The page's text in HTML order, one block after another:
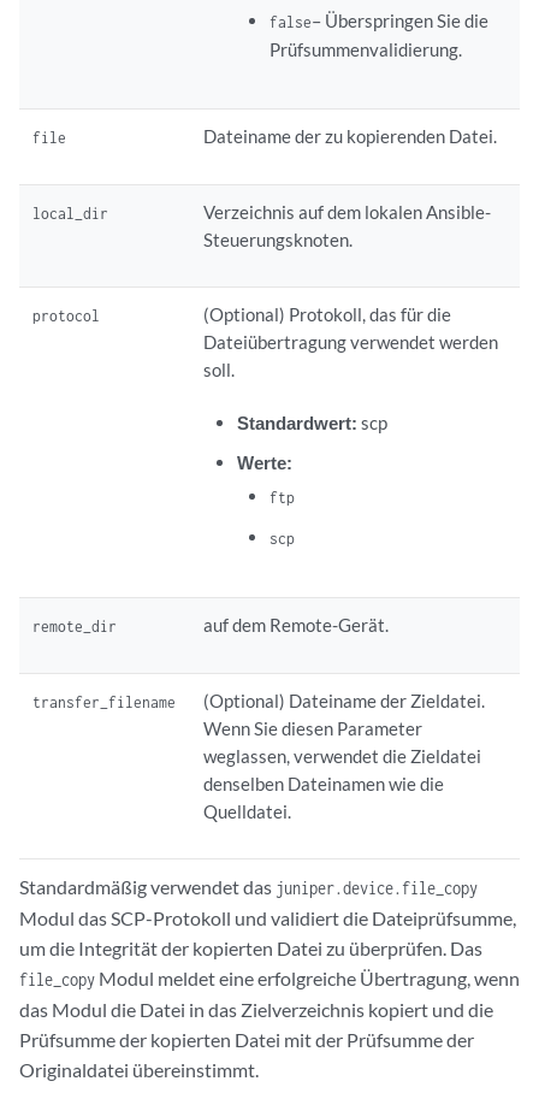
false– Überspringen Sie die
Prüfsummenvalidierung.
file Dateiname der zu kopierenden Datei.
local_dir
Verzeichnis auf dem lokalen Ansible-
Steuerungsknoten.
protocol
(Optional) Protokoll, das für die
Dateiübertragung verwendet werden
soll.
Standardwert: scp
Werte:
ftp
scp
remote_dir auf dem Remote-Gerät.
transfer_filename
(Optional) Dateiname der Zieldatei.
Wenn Sie diesen Parameter
weglassen, verwendet die Zieldatei
denselben Dateinamen wie die
Quelldatei.
Standardmäßig verwendet das juniper.device.file_copy
Modul das SCP-Protokoll und validiert die Dateiprüfsumme,
um die Integrität der kopierten Datei zu überprüfen. Das
file_copy Modul meldet eine erfolgreiche Übertragung, wenn
das Modul die Datei in das Zielverzeichnis kopiert und die
Prüfsumme der kopierten Datei mit der Prüfsumme der
Originaldatei übereinstimmt.